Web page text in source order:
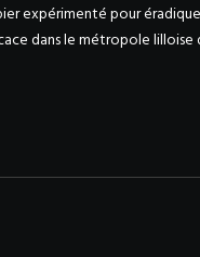
expérimenté pour
dans le métropole lilloise